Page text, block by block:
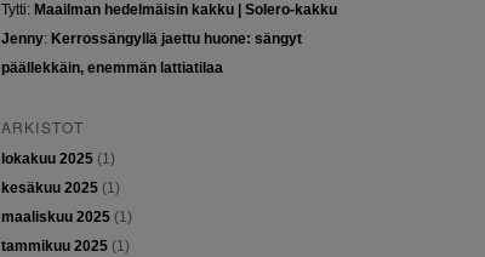
Tytti: Maailman hedelmäisin kakku | Solero-kakku
Jenny: Kerrossängyllä jaettu huone: sängyt
päällekkäin, enemmän lattiatilaa
ARKISTOT
lokakuu 2025(1)
kesäkuu 2025(1)
maaliskuu 2025(1)
tammikuu 2025(1)